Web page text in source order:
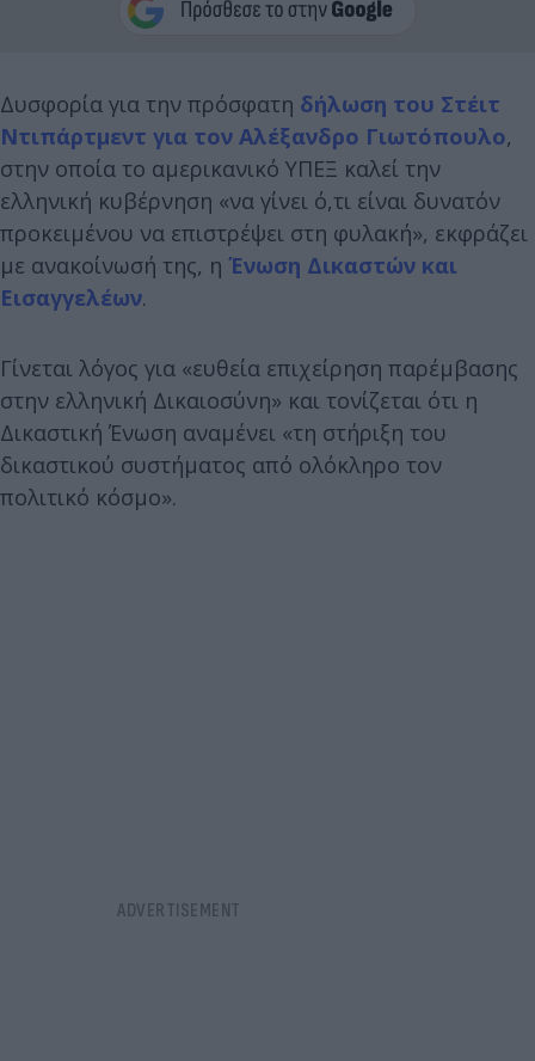
Δυσφορία για την πρόσφατη δήλωση του Στέιτ
Ντιπάρτμεντ για τον Αλέξανδρο Γιωτόπουλο,
στην οποία το αμερικανικό ΥΠΕΞ καλεί την
ελληνική κυβέρνηση «να γίνει ό,τι είναι δυνατόν
προκειμένου να επιστρέψει στη φυλακή», εκφράζει
με ανακοίνωσή της, η Ένωση Δικαστών και
Εισαγγελέων.
Γίνεται λόγος για «ευθεία επιχείρηση παρέμβασης
στην ελληνική Δικαιοσύνη» και τονίζεται ότι η
Δικαστική Ένωση αναμένει «τη στήριξη του
δικαστικού συστήματος από ολόκληρο τον
πολιτικό κόσμο».